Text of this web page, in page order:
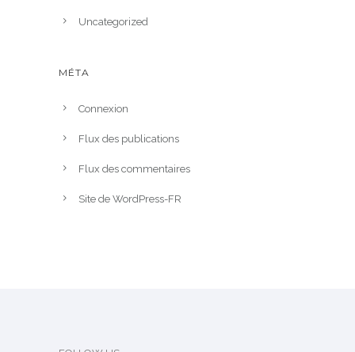
Uncategorized
MÉTA
Connexion
Flux des publications
Flux des commentaires
Site de WordPress-FR